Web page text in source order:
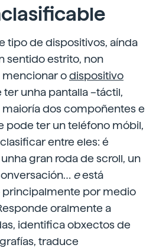
tipo de dispositivos, aínda
sentido estrito, non
odispositivo
ter unha pantalla –táctil,
maioría dos compoñentes e
pode ter un teléfono móbil,
entre eles: é
gran roda de scroll, un
eestá
principalmente por medio
oralmente a
identifica obxectos de
traduce